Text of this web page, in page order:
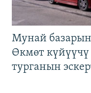
Мунай
Өкмөт
турганын